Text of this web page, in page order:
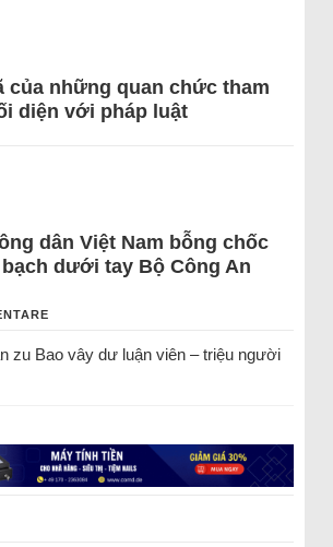
của những quan chức tham
diện với pháp luật
dân Việt Nam bỗng chốc
dưới tay Bộ Công An
zu Bao vây dư luận viên – triệu người